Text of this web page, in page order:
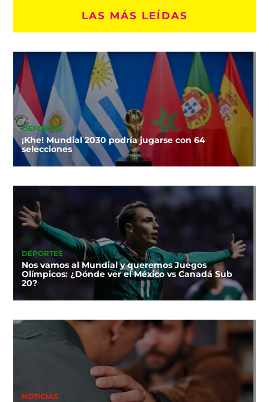
LAS MÁS LEÍDAS
DEPORTES
¡Khe! Mundial 2030 podría jugarse con 64
selecciones
DEPORTES
Nos vamos al Mundial y queremos Juegos
Olímpicos: ¿Dónde ver el México vs Canadá Sub
20?
NOTICIAS